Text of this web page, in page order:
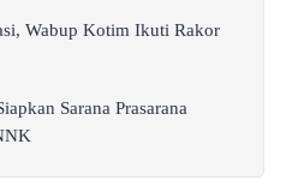
Wabup Kotim Ikuti Rakor
Sarana Prasarana